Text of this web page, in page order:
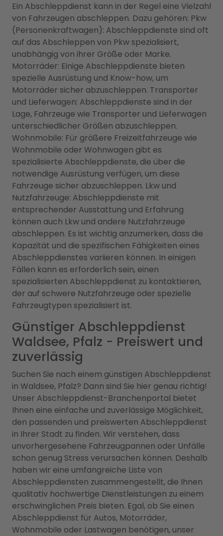
Ein Abschleppdienst kann in der Regel eine Vielzahl
von Fahrzeugen abschleppen. Dazu gehören: Pkw
(Personenkraftwagen): Abschleppdienste sind oft
auf das Abschleppen von Pkw spezialisiert,
unabhängig von ihrer Größe oder Marke.
Motorräder: Einige Abschleppdienste bieten
spezielle Ausrüstung und Know-how, um
Motorräder sicher abzuschleppen. Transporter
und Lieferwagen: Abschleppdienste sind in der
Lage, Fahrzeuge wie Transporter und Lieferwagen
unterschiedlicher Größen abzuschleppen.
Wohnmobile: Für größere Freizeitfahrzeuge wie
Wohnmobile oder Wohnwagen gibt es
spezialisierte Abschleppdienste, die über die
notwendige Ausrüstung verfügen, um diese
Fahrzeuge sicher abzuschleppen. Lkw und
Nutzfahrzeuge: Abschleppdienste mit
entsprechender Ausstattung und Erfahrung
können auch Lkw und andere Nutzfahrzeuge
abschleppen. Es ist wichtig anzumerken, dass die
Kapazität und die spezifischen Fähigkeiten eines
Abschleppdienstes variieren können. In einigen
Fällen kann es erforderlich sein, einen
spezialisierten Abschleppdienst zu kontaktieren,
der auf schwere Nutzfahrzeuge oder spezielle
Fahrzeugtypen spezialisiert ist.
Günstiger Abschleppdienst
Waldsee, Pfalz - Preiswert und
zuverlässig
Suchen Sie nach einem günstigen Abschleppdienst
in Waldsee, Pfalz? Dann sind Sie hier genau richtig!
Unser Abschleppdienst-Branchenportal bietet
Ihnen eine einfache und zuverlässige Möglichkeit,
den passenden und preiswerten Abschleppdienst
in Ihrer Stadt zu finden. Wir verstehen, dass
unvorhergesehene Fahrzeugpannen oder Unfälle
schon genug Stress verursachen können. Deshalb
haben wir eine umfangreiche Liste von
Abschleppdiensten zusammengestellt, die Ihnen
qualitativ hochwertige Dienstleistungen zu einem
erschwinglichen Preis bieten. Egal, ob Sie einen
Abschleppdienst für Autos, Motorräder,
Wohnmobile oder Lastwagen benötigen, unser